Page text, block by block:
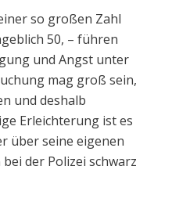
so großen Zahl
50, – führen
und Angst unter
mag groß sein,
und deshalb
Erleichterung ist es
über seine eigenen
der Polizei schwarz